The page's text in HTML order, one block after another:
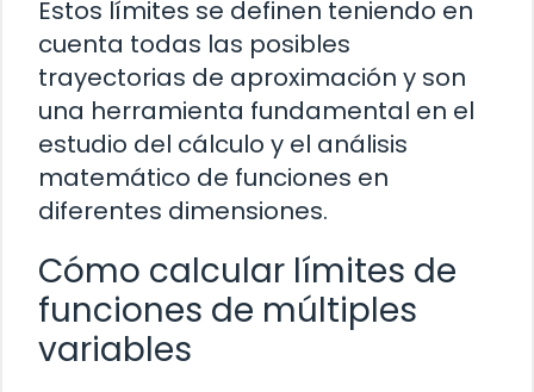
Estos límites se definen teniendo en
cuenta todas las posibles
trayectorias de aproximación y son
una herramienta fundamental en el
estudio del cálculo y el análisis
matemático de funciones en
diferentes dimensiones.
Cómo calcular límites de
funciones de múltiples
variables